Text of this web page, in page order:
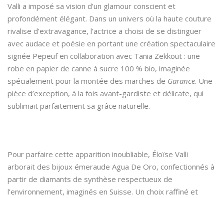
Valli a imposé sa vision d’un glamour conscient et
profondément élégant. Dans un univers où la haute couture
rivalise d’extravagance, l’actrice a choisi de se distinguer
avec audace et poésie en portant une création spectaculaire
signée Pepeuf en collaboration avec Tania Zekkout : une
robe en papier de canne à sucre 100 % bio, imaginée
spécialement pour la montée des marches de Garance. Une
pièce d’exception, à la fois avant-gardiste et délicate, qui
sublimait parfaitement sa grâce naturelle.
Pour parfaire cette apparition inoubliable, Éloïse Valli
arborait des bijoux émeraude Agua De Oro, confectionnés à
partir de diamants de synthèse respectueux de
l’environnement, imaginés en Suisse. Un choix raffiné et